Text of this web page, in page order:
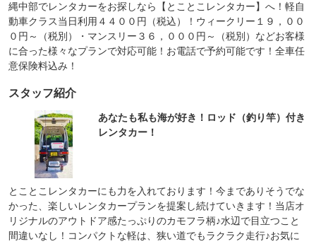
縄中部でレンタカーをお探しなら【とことこレンタカー】へ！軽自
動車クラス当日利用４４００円（税込）！ウィークリー１９，００
０円～（税別）・マンスリー３６，０００円～（税別）などお客様
に合った様々なプランで対応可能！お電話で予約可能です！全車任
意保険料込み！
スタッフ紹介
あなたも私も海が好き！ロッド（釣り竿）付き
レンタカー！
とことこレンタカーにも力を入れております！今までありそうでな
かった、楽しいレンタカープランを提案し続けていきます！当店オ
リジナルのアウトドア感たっぷりのカモフラ柄♪水辺で目立つこと
間違いなし！コンパクトな軽は、狭い道でもラクラク走行♪お気に